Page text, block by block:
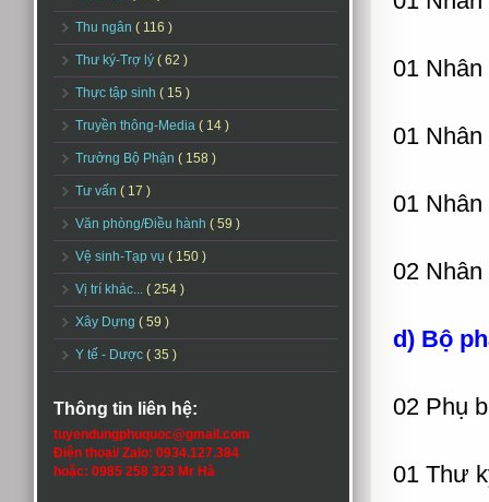
Thu ngân ( 116 )
Thư ký-Trợ lý ( 62 )
Thực tập sinh ( 15 )
Truyền thông-Media ( 14 )
Trưởng Bộ Phận ( 158 )
Tư vấn ( 17 )
Văn phòng/Điều hành ( 59 )
Vệ sinh-Tạp vụ ( 150 )
Vị trí khác... ( 254 )
Xây Dựng ( 59 )
Y tế - Dược ( 35 )
Thông tin liên hệ:
tuyendungphuquoc@gmail.com
Điện thoại/ Zalo: 0934.127.384
hoặc: 0985 258 323 Mr Hà
01
01 Nhân
01
02
d) Bộ
02 Phụ
01 Thư